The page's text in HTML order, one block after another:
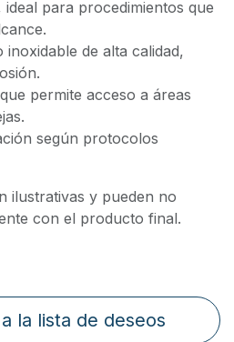
para procedimientos que
inoxidable de alta calidad,
permite acceso a áreas
según protocolos
ilustrativas y pueden no
con el producto final.
la lista de deseos